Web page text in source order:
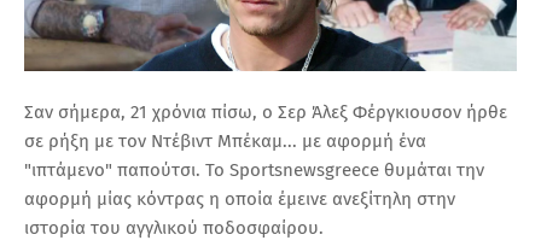
Σαν σήμερα, 21 χρόνια πίσω, ο Σερ Άλεξ Φέργκιουσον ήρθε
σε ρήξη με τον Ντέβιντ Μπέκαμ... με αφορμή ένα
"ιπτάμενο" παπούτσι. Το Sportsnewsgreece θυμάται την
αφορμή μίας κόντρας η οποία έμεινε ανεξίτηλη στην
ιστορία του αγγλικού ποδοσφαίρου.